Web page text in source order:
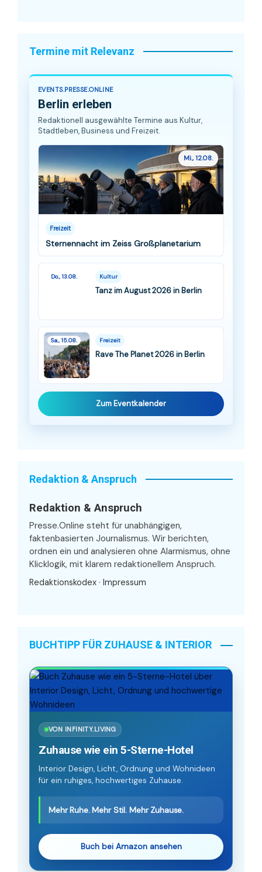
Termine mit Relevanz
EVENTS.PRESSE.ONLINE
Berlin erleben
Redaktionell ausgewählte Termine aus Kultur,
Stadtleben, Business und Freizeit.
Mi., 12.08.
Freizeit
Sternennacht im Zeiss Großplanetarium
Do., 13.08. Kultur
Tanz im August 2026 in Berlin
Sa., 15.08. Freizeit
Rave The Planet 2026 in Berlin
Zum Eventkalender
Redaktion & Anspruch
Redaktion & Anspruch
Presse.Online steht für unabhängigen,
faktenbasierten Journalismus. Wir berichten,
ordnen ein und analysieren ohne Alarmismus, ohne
Klicklogik, mit klarem redaktionellem Anspruch.
Redaktionskodex · Impressum
BUCHTIPP FÜR ZUHAUSE & INTERIOR
VON INFINITY.LIVING
Zuhause wie ein 5-Sterne-Hotel
Interior Design, Licht, Ordnung und Wohnideen
für ein ruhiges, hochwertiges Zuhause.
Mehr Ruhe. Mehr Stil. Mehr Zuhause.
Buch bei Amazon ansehen